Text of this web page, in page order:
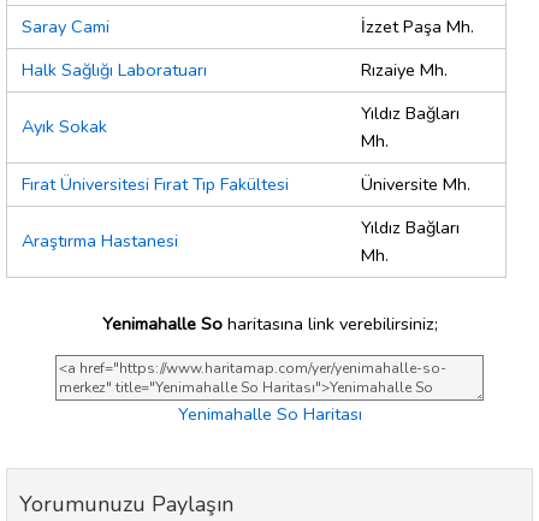
Saray Cami
İzzet Paşa Mh.
Halk Sağlığı Laboratuarı
Rızaiye Mh.
Ayık Sokak
Yıldız Bağları
Mh.
Fırat Üniversitesi Fırat Tıp Fakültesi
Üniversite Mh.
Araştırma Hastanesi
Yıldız Bağları
Mh.
Yenimahalle Soharitasına link verebilirsiniz;
Yenimahalle So Haritası
Yorumunuzu Paylaşın